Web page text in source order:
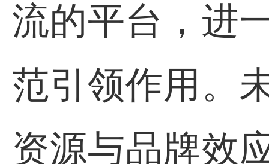
流的平台，进
范引领作用。
资源与品牌效